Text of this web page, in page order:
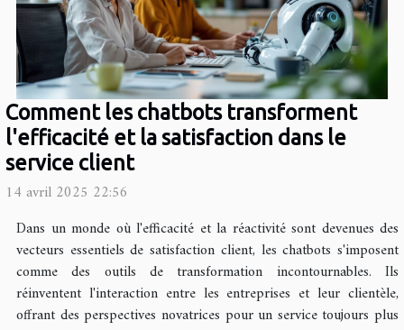
Comment les chatbots transforment
l'efficacité et la satisfaction dans le
service client
14 avril 2025 22:56
Dans un monde où l'efficacité et la réactivité sont devenues des
vecteurs essentiels de satisfaction client, les chatbots s'imposent
comme des outils de transformation incontournables. Ils
réinventent l'interaction entre les entreprises et leur clientèle,
offrant des perspectives novatrices pour un service toujours plus